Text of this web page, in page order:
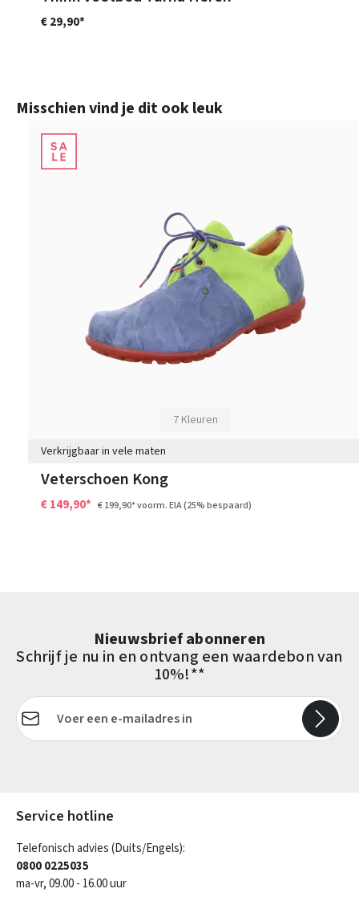
€ 29,90*
Productgalerij overslaan
Misschien vind je dit ook leuk
7 Kleuren
Verkrijgbaar in vele maten
Veterschoen Kong
€ 149,90* € 199,90*voorm. EIA(25% bespaard)
Nieuwsbrief abonneren
Schrijf je nu in en ontvang een waardebon van
10%!**
E-mailadres*
Service hotline
Telefonisch advies (Duits/Engels):
0800 0225035
ma-vr, 09.00 - 16.00 uur